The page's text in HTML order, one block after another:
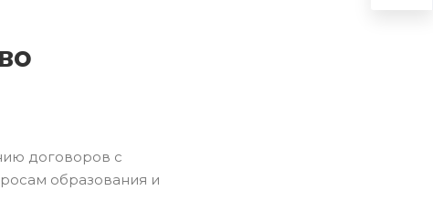
договоров с
образования и